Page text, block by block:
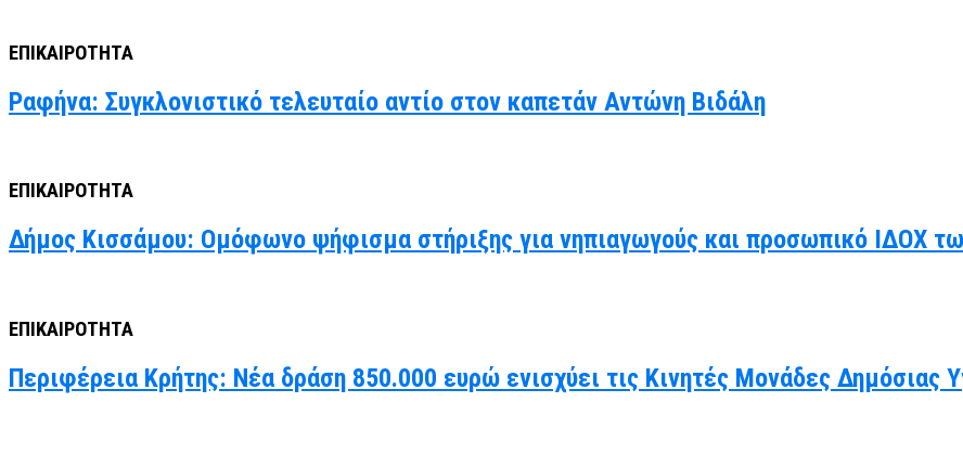
ΕΠΙΚΑΙΡΟΤΗΤΑ
Ραφήνα: Συγκλονιστικό τελευταίο αντίο στον καπετάν Αντώνη Βιδάλη
ΕΠΙΚΑΙΡΟΤΗΤΑ
Δήμος Κισσάμου: Ομόφωνο ψήφισμα στήριξης για νηπιαγωγούς και προσωπικό ΙΔΟΧ
ΕΠΙΚΑΙΡΟΤΗΤΑ
Περιφέρεια Κρήτης: Νέα δράση 850.000 ευρώ ενισχύει τις Κινητές Μονάδες Δημόσιας